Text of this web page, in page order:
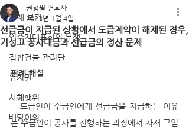
전체 보기
입주자대표회의 분쟁
집합건물 관리단
유치권
사해행위
배당이의
선급금이 지급된 상황에서 도급계약이 해제된 경우,
기성고 공사대금과 선급금의 정산 문제
권형필 변호사
2023년 1월 4일
판례 해설
  도급인이 수급인에게 선급금을 지급하는 이유
는 수급인이 공사를 진행하는 과정에서 자재 구입